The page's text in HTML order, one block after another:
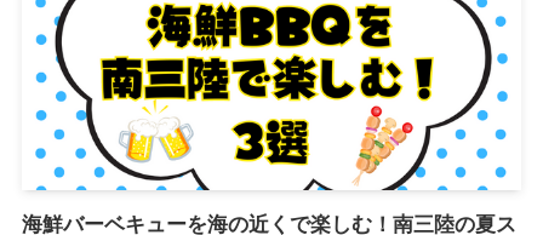
海鮮バーベキューを海の近くで楽しむ！南三陸の夏ス